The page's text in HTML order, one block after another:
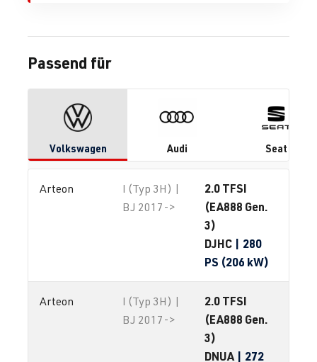
Passend für
Volkswagen Audi Seat
Arteon
I (Typ 3H) |
BJ 2017->
2.0 TFSI
(EA888 Gen.
3)
DJHC | 280
PS (206 kW)
Arteon
I (Typ 3H) |
BJ 2017->
2.0 TFSI
(EA888 Gen.
3)
DNUA | 272